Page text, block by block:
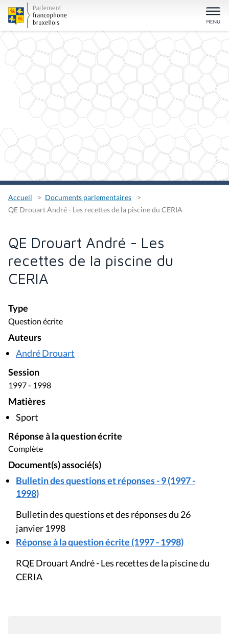
Accueil
Documents parlementaires
QE Drouart André - Les recettes de la piscine du CERIA
QE Drouart André - Les
recettes de la piscine du
CERIA
Type
Question écrite
Auteurs
André Drouart
Session
1997 - 1998
Matières
Sport
Réponse à la question écrite
Complète
Document(s) associé(s)
Bulletin des questions et réponses - 9 (1997 -
1998)
Bulletin des questions et des réponses du 26
janvier 1998
Réponse à la question écrite (1997 - 1998)
RQE Drouart André - Les recettes de la piscine du
CERIA